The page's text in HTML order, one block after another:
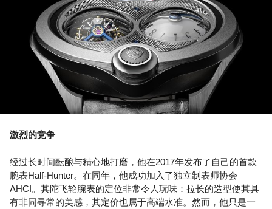
激烈的竞争
经过长时间酝酿与精心地打磨，他在2017年发布了自己的首款
腕表Half-Hunter。在同年，他成功加入了独立制表师协会
AHCI。其陀飞轮腕表的定位非常令人玩味：拉长的造型使其具
有非同寻常的美感，其定价也属于高端水准。然而，他只是一